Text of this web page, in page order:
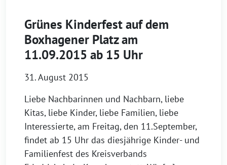
Grünes Kinderfest auf dem
Boxhagener Platz am
11.09.2015 ab 15 Uhr
31. August 2015
Liebe Nachbarinnen und Nachbarn, liebe
Kitas, liebe Kinder, liebe Familien, liebe
Interessierte, am Freitag, den 11.September,
findet ab 15 Uhr das diesjährige Kinder- und
Familienfest des Kreisverbands